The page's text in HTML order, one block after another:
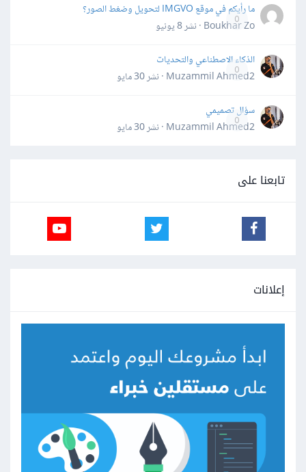
0
ما رأيكم في موقع IMGVO لتحويل وضغط الصور؟
Boukhar Zo · نشر
8 يونيو
0
الذكاء الاصطناعي والتحديات
Muzammil Ahmed2 · نشر
30 مايو
0
سؤال تصميمي
Muzammil Ahmed2 · نشر
30 مايو
تابعنا على
إعلانات